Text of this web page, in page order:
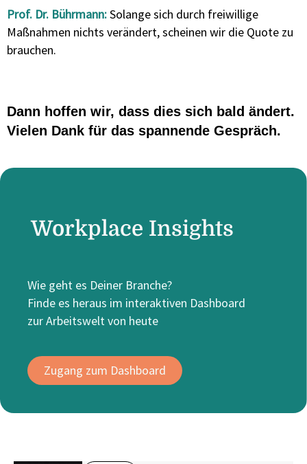
Prof. Dr. Bührmann:Solange sich durch freiwillige
Maßnahmen nichts verändert, scheinen wir die Quote zu
brauchen.
Dann hoffen wir, dass dies sich bald ändert.
Vielen Dank für das spannende Gespräch.
Workplace Insights
Wie geht es Deiner Branche?
Finde es heraus im interaktiven Dashboard
zur Arbeitswelt von heute
Zugang zum Dashboard